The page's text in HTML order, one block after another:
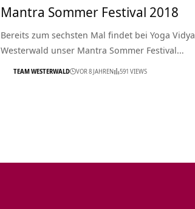
Mantra Sommer Festival 2018
Bereits zum sechsten Mal findet bei Yoga Vidya
Westerwald unser Mantra Sommer Festival…
TEAM WESTERWALD VOR 8 JAHREN 591 VIEWS